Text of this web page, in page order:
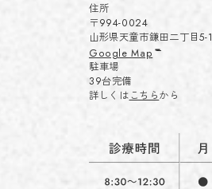
住所
〒994-0024
山形県天童市鎌田二丁目5-1
Google Map
駐車場
39台完備
詳しくは こちらから